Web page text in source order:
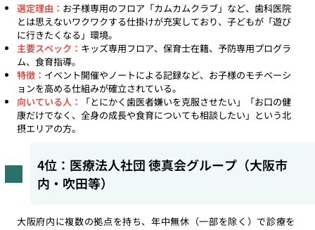
選定理由： お子様専用のフロア「カムカムクラブ」など、歯科医院
とは思えないワクワクする仕掛けが充実しており、子どもが「遊び
に行きたくなる」環境。
主要スペック： キッズ専用フロア、保育士在籍、予防専用プログラ
ム、食育指導。
特徴： イベント開催やノートによる記録など、お子様のモチベーシ
ョンを高める仕組みが確立されている。
向いている人：
「とにかく歯医者嫌いを克服させたい」「お口の健
康だけでなく、全身の成長や食育についても相談したい」という北
摂エリアの方。
4位：医療法人社団 徳真会グループ（大阪市
内・吹田等）
大阪府内に複数の拠点を持ち、年中無休（一部を除く）で診療を